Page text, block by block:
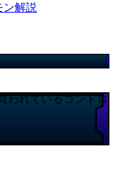
ン解説
われているコントロ